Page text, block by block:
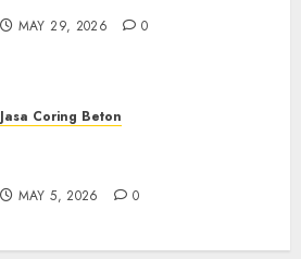
MAY 29, 2026 0
Jasa Coring Beton
MAY 5, 2026 0